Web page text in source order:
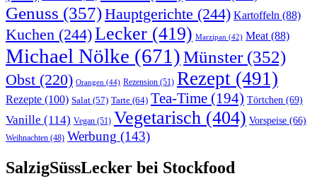
Genuss (357)Hauptgerichte (244) Kartoffeln (88)
Kuchen (244)Lecker (419) Marzipan (42) Meat(88)
Michael Nölke (671)Münster(352)
Obst (220) Orangen (44) Rezension (51) Rezept (491)
Rezepte (100) Salat (57) Tarte (64) Tea-Time (194) Törtchen (69)
Vanille (114) Vegan (51) Vegetarisch (404) Vorspeise (66)
Weihnachten (48) Werbung (143)
SalzigSüssLecker bei Stockfood